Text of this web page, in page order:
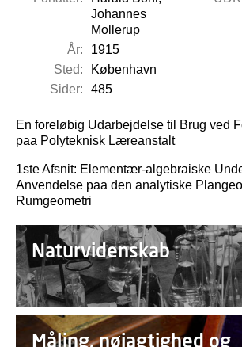
Johannes
Mollerup
År:
1915
Sted:
København
Sider:
485
En foreløbig Udarbejdelse til Brug ved
paa Polyteknisk Læreanstalt
1ste Afsnit: Elementær-algebraiske
Anvendelse paa den analytiske
Rumgeometri
Naturvidenskab
Måling, nøjagtighed og